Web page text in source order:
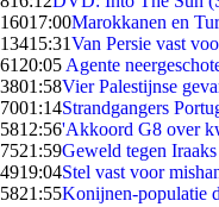
16017:00Marokkanen en
13415:31Van Persie vast
61 20:05 Agente
3801:58Vier Palestijnse
7001:14Strandgangers
5812:56'Akkoord G8 over
7521:59Geweld tegen
4919:04Stel vast voor
5821:55Konijnen-populatie